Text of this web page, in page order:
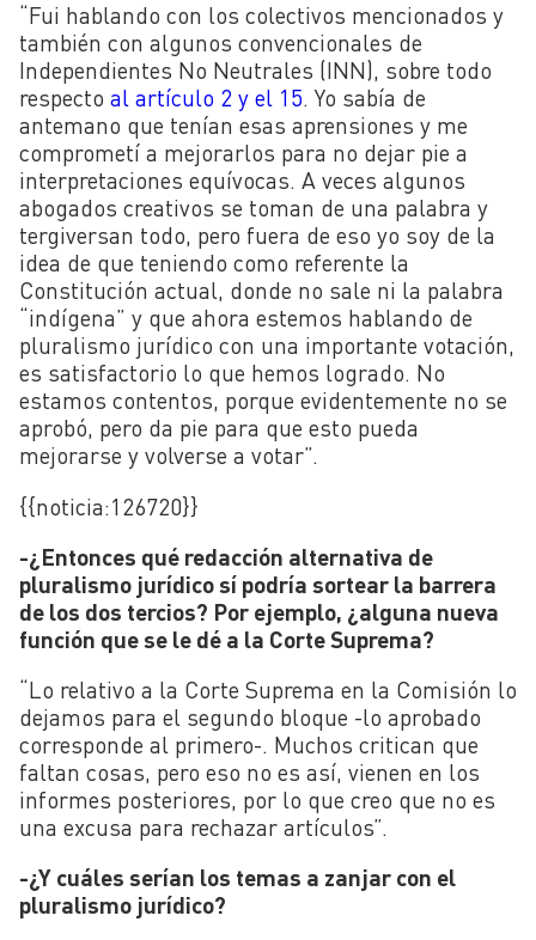
“Fui hablando con los colectivos mencionados y
también con algunos convencionales de
Independientes No Neutrales (INN), sobre todo
respecto al artículo 2 y el 15. Yo sabía de
antemano que tenían esas aprensiones y me
comprometí a mejorarlos para no dejar pie a
interpretaciones equívocas. A veces algunos
abogados creativos se toman de una palabra y
tergiversan todo, pero fuera de eso yo soy de la
idea de que teniendo como referente la
Constitución actual, donde no sale ni la palabra
“indígena” y que ahora estemos hablando de
pluralismo jurídico con una importante votación,
es satisfactorio lo que hemos logrado. No
estamos contentos, porque evidentemente no se
aprobó, pero da pie para que esto pueda
mejorarse y volverse a votar”.
{{noticia:126720}}
-¿Entonces qué redacción alternativa de
pluralismo jurídico sí podría sortear la barrera
de los dos tercios? Por ejemplo, ¿alguna nueva
función que se le dé a la Corte Suprema?
“Lo relativo a la Corte Suprema en la Comisión lo
dejamos para el segundo bloque -lo aprobado
corresponde al primero-. Muchos critican que
faltan cosas, pero eso no es así, vienen en los
informes posteriores, por lo que creo que no es
una excusa para rechazar artículos”.
-¿Y cuáles serían los temas a zanjar con el
pluralismo jurídico?